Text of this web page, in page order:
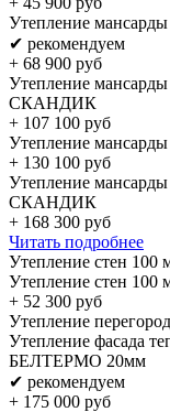
Утепление
✔ рекомендуем
+ 68 900 руб
Утепление
СКАНДИК
+ 107 100 руб
Утепление
+ 130 100 руб
Утепление
СКАНДИК
+ 168 300 руб
Читать подробнее
Утепление стен
Утепление стен
+ 52 300 руб
Утепление
Утепление фасада
БЕЛТЕРМО 20мм
✔ рекомендуем
+ 175 000 руб